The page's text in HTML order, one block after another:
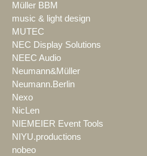
Müller BBM
music & light design
MUTEC
NEC Display Solutions
NEEC Audio
Neumann&Müller
Neumann.Berlin
Nexo
NicLen
NIEMEIER Event Tools
NIYU.productions
nobeo